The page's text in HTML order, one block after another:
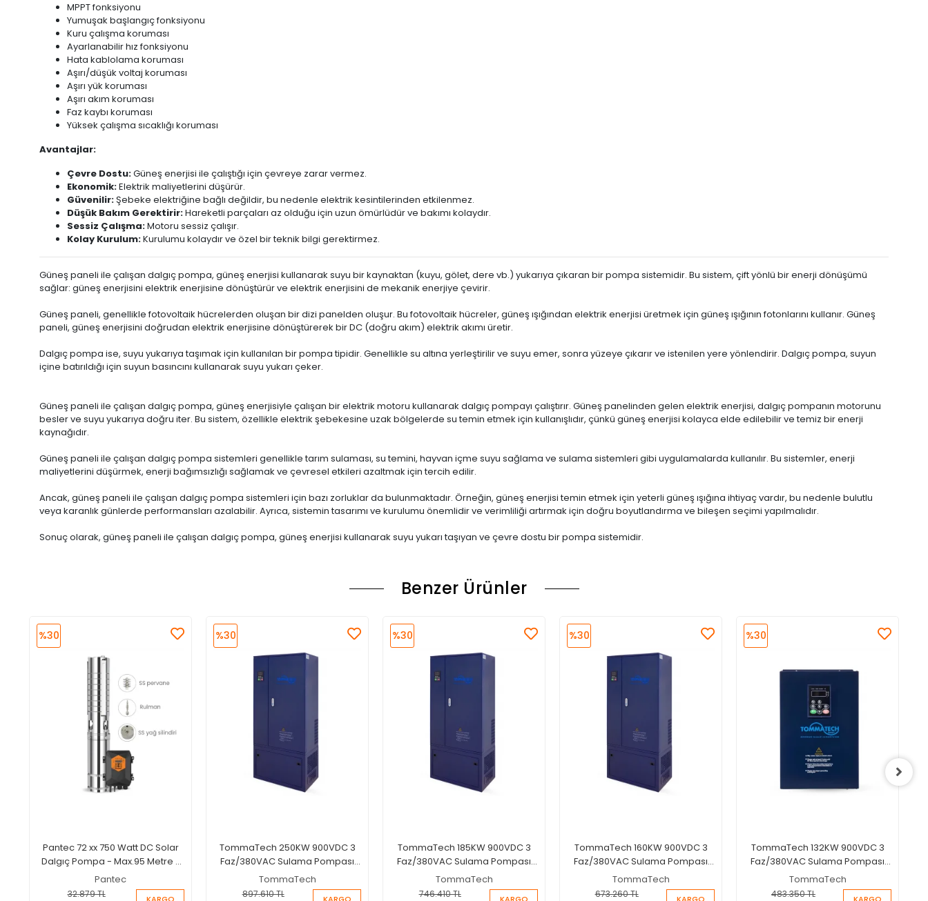
MPPT fonksiyonu
Yumuşak başlangıç fonksiyonu
Kuru çalışma koruması
Ayarlanabilir hız fonksiyonu
Hata kablolama koruması
Aşırı/düşük voltaj koruması
Aşırı yük koruması
Aşırı akım koruması
Faz kaybı koruması
Yüksek çalışma sıcaklığı koruması
Avantajlar:
Çevre Dostu:Güneş enerjisi ile çalıştığı için çevreye zarar vermez.
Ekonomik:Elektrik maliyetlerini düşürür.
Güvenilir:Şebeke elektriğine bağlı değildir, bu nedenle elektrik kesintilerinden etkilenmez.
Düşük Bakım Gerektirir:Hareketli parçaları az olduğu için uzun ömürlüdür ve bakımı kolaydır.
Sessiz Çalışma:Motoru sessiz çalışır.
Kolay Kurulum:Kurulumu kolaydır ve özel bir teknik bilgi gerektirmez.
Güneş paneli ile çalışan dalgıç pompa, güneş enerjisi kullanarak suyu bir kaynaktan (kuyu, gölet, dere vb.) yukarıya çıkaran bir pompa sistemidir. Bu sistem, çift yönlü bir enerji dönüşümü
sağlar: güneş enerjisini elektrik enerjisine dönüştürür ve elektrik enerjisini de mekanik enerjiye çevirir.
Güneş paneli, genellikle fotovoltaik hücrelerden oluşan bir dizi panelden oluşur. Bu fotovoltaik hücreler, güneş ışığından elektrik enerjisi üretmek için güneş ışığının fotonlarını kullanır. Güneş
paneli, güneş enerjisini doğrudan elektrik enerjisine dönüştürerek bir DC (doğru akım) elektrik akımı üretir.
Dalgıç pompa ise, suyu yukarıya taşımak için kullanılan bir pompa tipidir. Genellikle su altına yerleştirilir ve suyu emer, sonra yüzeye çıkarır ve istenilen yere yönlendirir. Dalgıç pompa, suyun
içine batırıldığı için suyun basıncını kullanarak suyu yukarı çeker.
Güneş paneli ile çalışan dalgıç pompa, güneş enerjisiyle çalışan bir elektrik motoru kullanarak dalgıç pompayı çalıştırır. Güneş panelinden gelen elektrik enerjisi, dalgıç pompanın motorunu
besler ve suyu yukarıya doğru iter. Bu sistem, özellikle elektrik şebekesine uzak bölgelerde su temin etmek için kullanışlıdır, çünkü güneş enerjisi kolayca elde edilebilir ve temiz bir enerji
kaynağıdır.
Güneş paneli ile çalışan dalgıç pompa sistemleri genellikle tarım sulaması, su temini, hayvan içme suyu sağlama ve sulama sistemleri gibi uygulamalarda kullanılır. Bu sistemler, enerji
maliyetlerini düşürmek, enerji bağımsızlığı sağlamak ve çevresel etkileri azaltmak için tercih edilir.
Ancak, güneş paneli ile çalışan dalgıç pompa sistemleri için bazı zorluklar da bulunmaktadır. Örneğin, güneş enerjisi temin etmek için yeterli güneş ışığına ihtiyaç vardır, bu nedenle bulutlu
veya karanlık günlerde performansları azalabilir. Ayrıca, sistemin tasarımı ve kurulumu önemlidir ve verimliliği artırmak için doğru boyutlandırma ve bileşen seçimi yapılmalıdır.
Sonuç olarak, güneş paneli ile çalışan dalgıç pompa, güneş enerjisi kullanarak suyu yukarı taşıyan ve çevre dostu bir pompa sistemidir.
Benzer Ürünler
Pantec 72 xx 750 Watt DC Solar
Dalgıç Pompa - Max.95 Metre -
Max.4.5 Ton Su
Pantec
%30
32.879 TL KARGO
TommaTech 250KW 900VDC 3
Faz/380VAC Sulama Pompası
İnverteri
TommaTech
%30
897.610 TL KARGO
TommaTech 185KW 900VDC 3
Faz/380VAC Sulama Pompası
İnverteri
TommaTech
%30
746.410 TL KARGO
TommaTech 160KW 900VDC 3
Faz/380VAC Sulama Pompası
İnverteri
TommaTech
%30
673.260 TL KARGO
TommaTech 132KW 900VDC 3
Faz/380VAC Sulama Pompası
İnverteri
TommaTech
%30
483.350 TL KARGO